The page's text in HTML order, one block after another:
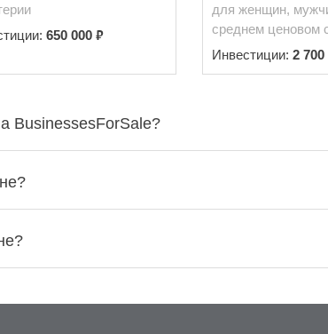
650 000₽
для женщин,
среднем ценовом
Инвестиции: 2 700
BusinessesForSale?